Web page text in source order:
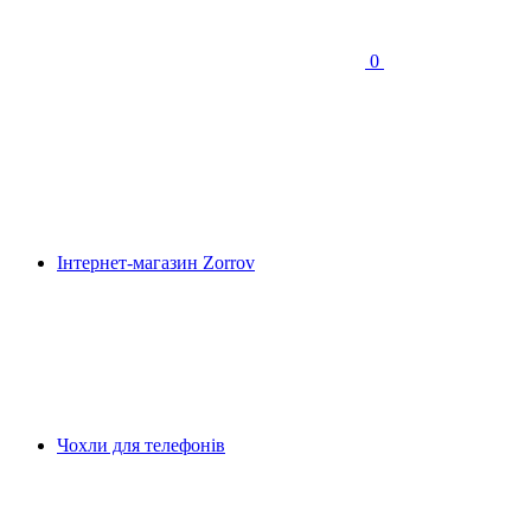
0
Інтернет-магазин Zorrov
Чохли для телефонів